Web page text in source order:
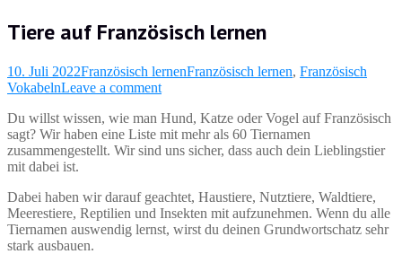
Tiere auf Französisch lernen
10. Juli 2022Französisch lernenFranzösisch lernen, Französisch
VokabelnLeave a comment
Du willst wissen, wie man Hund, Katze oder Vogel auf Französisch
sagt? Wir haben eine Liste mit mehr als 60 Tiernamen
zusammengestellt. Wir sind uns sicher, dass auch dein Lieblingstier
mit dabei ist.
Dabei haben wir darauf geachtet, Haustiere, Nutztiere, Waldtiere,
Meerestiere, Reptilien und Insekten mit aufzunehmen. Wenn du alle
Tiernamen auswendig lernst, wirst du deinen Grundwortschatz sehr
stark ausbauen.